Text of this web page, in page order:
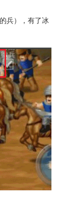
兵），有了冰